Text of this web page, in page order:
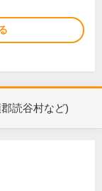
読谷村など)